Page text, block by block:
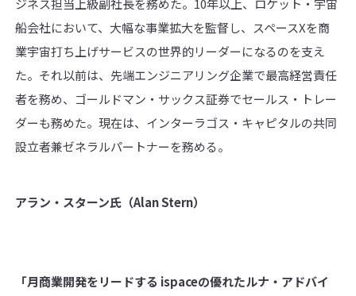
ジネス担当上級副社長を務めた。10年以上、ロケット・宇宙
船会社において、大幅な事業拡大を監督し、スペースXを商
業宇宙打ち上げサービスの世界的リーダーになるのを支え
た。それ以前は、先端エンジニアリング企業で最高経営責任
者を務め、ゴールドマン・サックス証券でセールス・トレー
ダーも務めた。現在は、インターラゴス・キャピタルの共同
設立者兼ゼネラルパートナーを務める。
アラン・スターン氏（Alan Stern）
「月商業開発をリードする ispaceの優れたルナ・アドバイ